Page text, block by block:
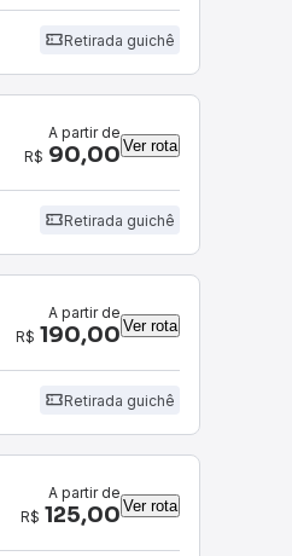
Retirada guichê
A partir de
R$ 90,00 Ver rota
Retirada guichê
A partir de
R$ 190,00 Ver rota
Retirada guichê
A partir de
R$ 125,00 Ver rota